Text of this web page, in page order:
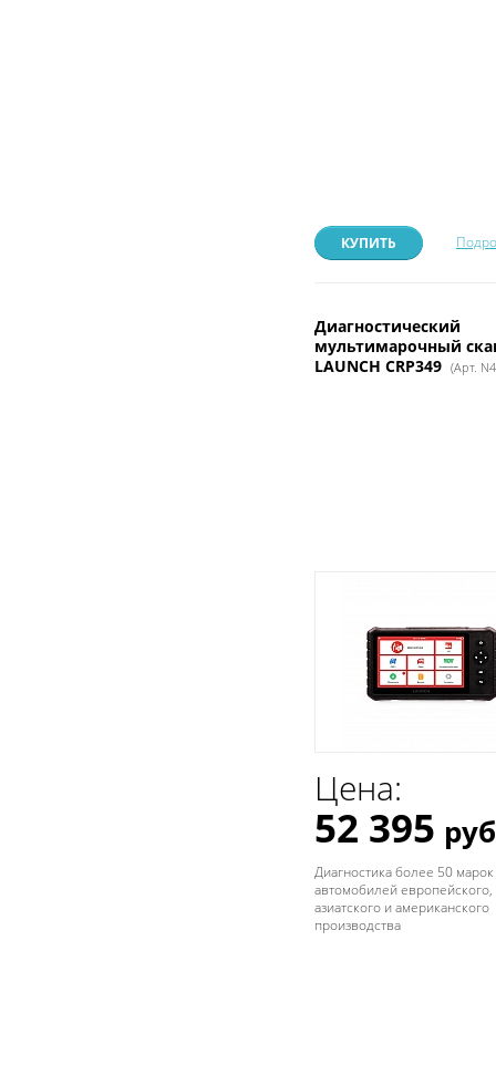
КУПИТЬ
Диагностический
мультимарочный
LAUNCH CRP349 (Арт.
Цена:
52 395
Диагностика более 50 марок
автомобилей европейского,
азиатского и американского
производства